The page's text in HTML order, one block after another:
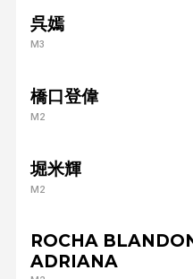
呉嫣
M3
橋口登偉
M2
堀米輝
M2
ROCHA
ADRIANA